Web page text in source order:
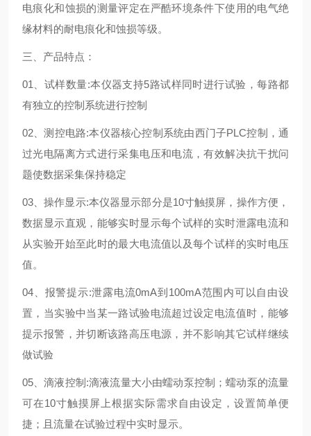
电痕化和蚀损的测量评定在严酷环境条件下使用的电气绝
缘材料的耐电痕化和蚀损等级。
三、产品特点：
01、试样数量:本仪器支持5路试样同时进行试验，每路都
有独立的控制系统进行控制
02、测控电路:本仪器核心控制系统由西门子PLC控制，通
过光电隔离方式进行采集电压和电流，有效解决抗干扰问
题使数据采集保持稳定
03、操作显示:本仪器显示部分是10寸触摸屏，操作方便，
数据显示直观，能够实时显示每个试样的实时泄露电流和
从实验开始至此时的最大电流值以及每个试样的实时电压
值。
04、报警提示:泄露电流0mA到100mA范围内可以自由设
置，当实验中当某一路试验电流超过设定电流值时，能够
提示报警，并切断该路高压电源，并不影响其它试样继续
做试验
05、滴液控制:滴液流量大小由蠕动泵控制；蠕动泵的流量
可在10寸触摸屏上根据实际需求自由设定，设置简单便
捷；且流量在试验过程中实时显示。